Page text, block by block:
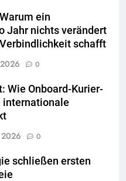
ein
Jahr nichts verändert
schafft
0
Wie Onboard-Kurier-
internationale
0
schließen ersten